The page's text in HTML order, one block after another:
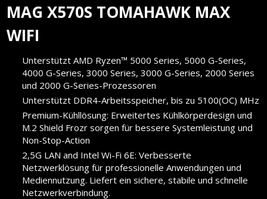
MAG X570S TOMAHAWK MAX
WIFI
Unterstützt AMD Ryzen™ 5000 Series, 5000 G-Series,
4000 G-Series, 3000 Series, 3000 G-Series, 2000 Series
und 2000 G-Series-Prozessoren
Unterstützt DDR4-Arbeitsspeicher, bis zu 5100(OC) MHz
Premium-Kühllösung: Erweitertes Kühlkörperdesign und
M.2 Shield Frozr sorgen für bessere Systemleistung und
Non-Stop-Action
2,5G LAN and Intel Wi-Fi 6E: Verbesserte
Netzwerklösung für professionelle Anwendungen und
Mediennutzung. Liefert ein sichere, stabile und schnelle
Netzwerkverbindung.